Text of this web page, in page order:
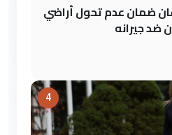
ضمان عدم تحول أراضي
ضد جيرانه
4